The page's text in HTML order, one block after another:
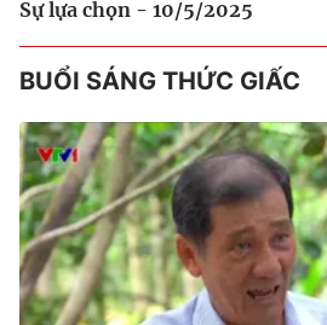
Sự lựa chọn - 10/5/2025
BUỔI SÁNG THỨC GIẤC